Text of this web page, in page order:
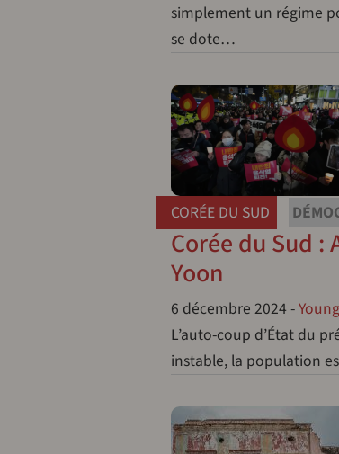
simplement un régime
se dote…
CORÉE DU SUD
Corée du Sud
Yoon
6 décembre 2024-
L’auto-coup d’État du
instable, la population